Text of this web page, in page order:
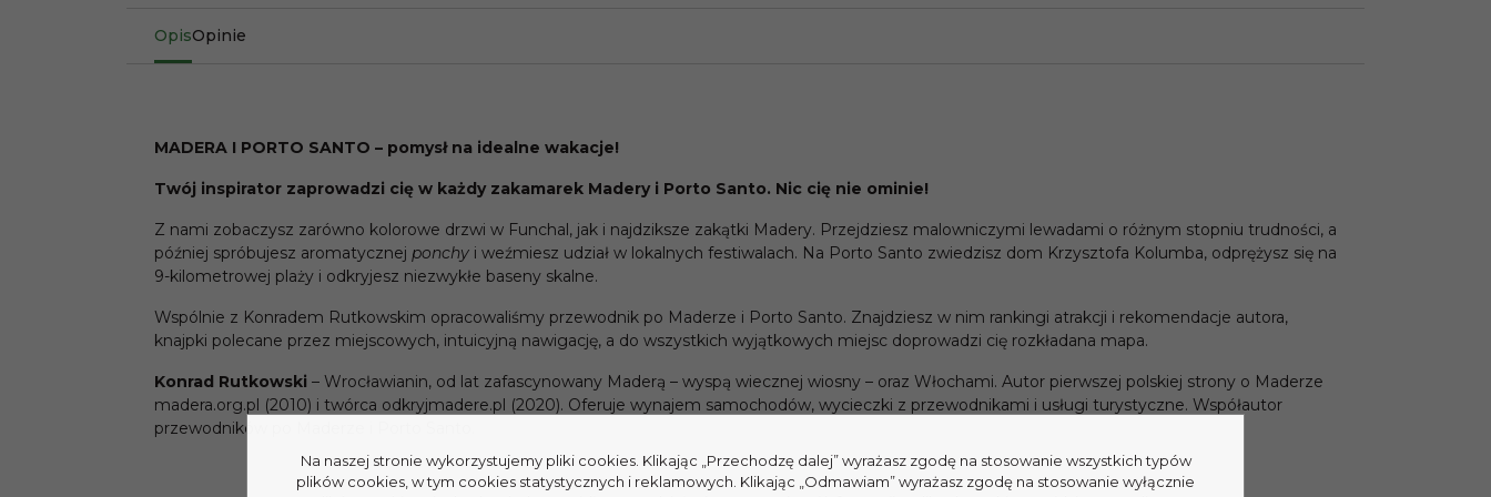
OpisOpinie
MADERA I PORTO SANTO – pomysł na idealne wakacje!
Twój inspirator zaprowadzi cię w każdy zakamarek Madery i Porto Santo. Nic cię nie ominie!
Z nami zobaczysz zarówno kolorowe drzwi w Funchal, jak i najdziksze zakątki Madery. Przejdziesz malowniczymi lewadami o różnym stopniu trudności, a
później spróbujesz aromatycznej ponchy i weźmiesz udział w lokalnych festiwalach. Na Porto Santo zwiedzisz dom Krzysztofa Kolumba, odprężysz się na
9-kilometrowej plaży i odkryjesz niezwykłe baseny skalne.
Wspólnie z Konradem Rutkowskim opracowaliśmy przewodnik po Maderze i Porto Santo. Znajdziesz w nim rankingi atrakcji i rekomendacje autora,
knajpki polecane przez miejscowych, intuicyjną nawigację, a do wszystkich wyjątkowych miejsc doprowadzi cię rozkładana mapa.
Konrad Rutkowski – Wrocławianin, od lat zafascynowany Maderą – wyspą wiecznej wiosny – oraz Włochami. Autor pierwszej polskiej strony o Maderze
madera.org.pl (2010) i twórca odkryjmadere.pl (2020). Oferuje wynajem samochodów, wycieczki z przewodnikami i usługi turystyczne. Współautor
przewodników po Maderze i Porto Santo.
Na naszej stronie wykorzystujemy pliki cookies. Klikając „Przechodzę dalej” wyrażasz zgodę na stosowanie wszystkich typów
plików cookies, w tym cookies statystycznych i reklamowych. Klikając „Odmawiam” wyrażasz zgodę na stosowanie wyłącznie